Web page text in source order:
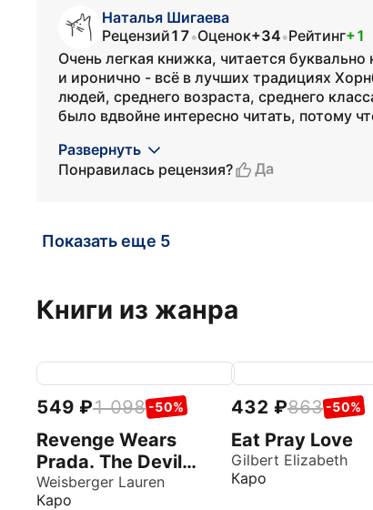
Наталья Шигаева
Рецензий17•Оценок+34•Рейтинг+1
Очень легкая книжка, читается
и иронично - всё в лучших традициях
людей, среднего возраста, среднего
было вдвойне интересно читать, потому
Развернуть
Понравилась рецензия?
Да
Показать еще 5
Книги из жанра
549 1 098 -50%
Revenge Wears
Prada. The Devil
Returns
Weisberger Lauren
Каро
432 863 -50%
Eat Pray Love
Gilbert Elizabeth
Каро